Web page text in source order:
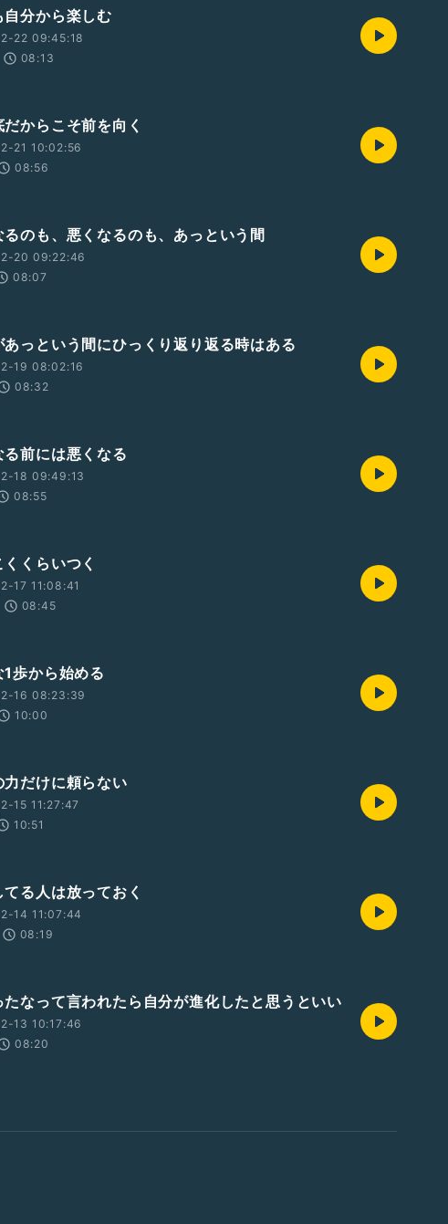
自分から楽しむ
22 09:45:18
08:13
だからこそ前を向く
21 10:02:56
08:56
るのも、悪くなるのも、あっという間
20 09:22:46
08:07
あっという間にひっくり返り返る時はある
19 08:02:16
08:32
る前には悪くなる
18 09:49:13
08:55
くくらいつく
17 11:08:41
08:45
1歩から始める
16 08:23:39
10:00
力だけに頼らない
15 11:27:47
10:51
てる人は放っておく
14 11:07:44
08:19
たなって言われたら自分が進化したと思うといい
13 10:17:46
08:20